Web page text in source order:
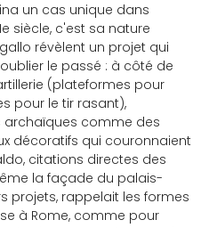
un cas unique dans
siècle, c'est sa nature
révèlent un projet qui
le passé : à côté de
(plateformes pour
pour le tir rasant),
comme des
décoratifs qui couronnaient
citations directes des
la façade du palais-
projets, rappelait les formes
à Rome, comme pour